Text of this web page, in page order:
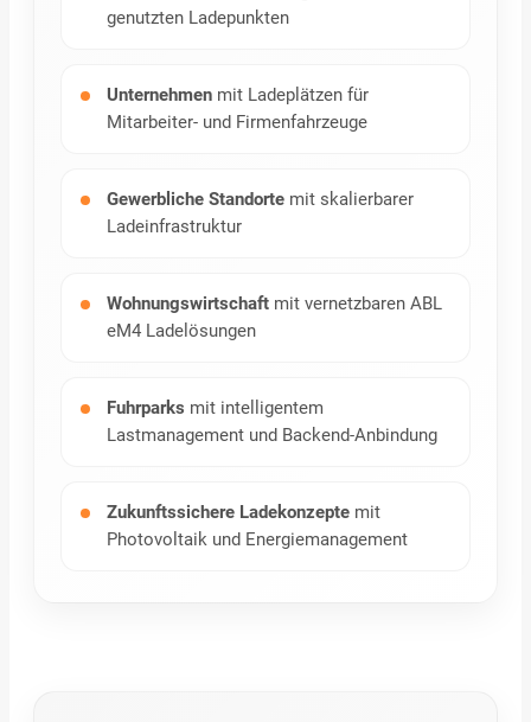
genutzten Ladepunkten
Unternehmen mit Ladeplätzen für
Mitarbeiter- und Firmenfahrzeuge
Gewerbliche Standorte mit skalierbarer
Ladeinfrastruktur
Wohnungswirtschaft mit vernetzbaren ABL
eM4 Ladelösungen
Fuhrparks mit intelligentem
Lastmanagement und Backend-Anbindung
Zukunftssichere Ladekonzepte mit
Photovoltaik und Energiemanagement